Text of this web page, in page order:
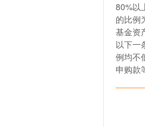
80%以
的比例
基金资
以下一
例均不
申购款